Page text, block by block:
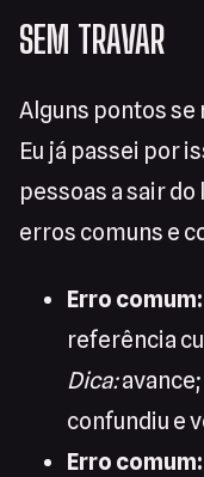
SEM TRAVAR
Alguns pontos
Eu já passei por
pessoas a sair do
erros comuns e
Erro comum:
referência
Dica:avance;
confundiu e
Erro comum: